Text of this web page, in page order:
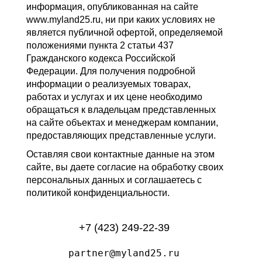
информация, опубликованная на сайте
www.myland25.ru, ни при каких условиях не
является публичной офертой, определяемой
положениями пункта 2 статьи 437
Гражданского кодекса Российской
Федерации. Для получения подробной
информации о реализуемых товарах,
работах и услугах и их цене необходимо
обращаться к владельцам представленных
на сайте объектах и менеджерам компании,
предоставляющих представленные услуги.
Оставляя свои контактные данные на этом
сайте, вы даете согласие на обработку своих
персональных данных и соглашаетесь с
политикой конфиденциальности.
+7 (423) 249-22-39
partner@myland25.ru